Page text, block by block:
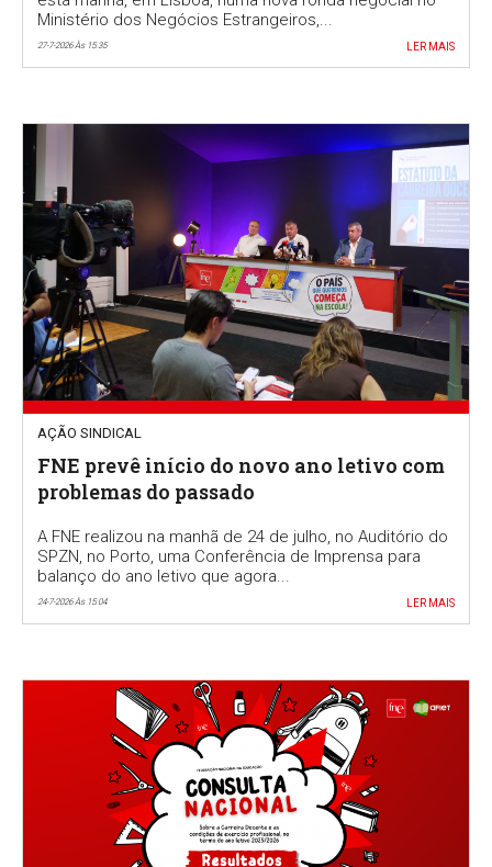
Ministério dos Negócios Estrangeiros,...
27-7-2026 Às 15:35 LER MAIS
AÇÃO SINDICAL
FNE prevê início do novo ano letivo com
problemas do passado
A FNE realizou na manhã de 24 de julho, no Auditório do
SPZN, no Porto, uma Conferência de Imprensa para
balanço do ano letivo que agora...
24-7-2026 Às 15:04 LER MAIS